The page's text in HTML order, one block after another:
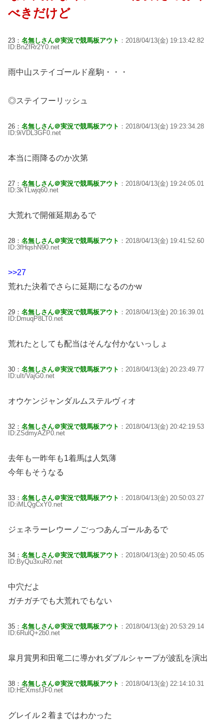
べきだけど
23： 名無しさん＠実況で競馬板アウト ：2018/04/13(金) 19:13:42.82
ID:BnZfRr2Y0.net
雨中山ステイゴールド産駒・・・
◎ステイフーリッシュ
26： 名無しさん＠実況で競馬板アウト ：2018/04/13(金) 19:23:34.28
ID:9iVDL3GF0.net
本当に雨降るのか次第
27： 名無しさん＠実況で競馬板アウト ：2018/04/13(金) 19:24:05.01
ID:3kTLwjq60.net
大荒れで開催延期あるで
28： 名無しさん＠実況で競馬板アウト ：2018/04/13(金) 19:41:52.60
ID:3fHqshN90.net
>>27
荒れた決着でさらに延期になるのかw
29： 名無しさん＠実況で競馬板アウト ：2018/04/13(金) 20:16:39.01
ID:DmuqP8LT0.net
荒れたとしても配当はそんな付かないっしょ
30： 名無しさん＠実況で競馬板アウト ：2018/04/13(金) 20:23:49.77
ID:uIt/VajG0.net
オウケンジャンダルムステルヴィオ
32： 名無しさん＠実況で競馬板アウト ：2018/04/13(金) 20:42:19.53
ID:ZSdmyAZP0.net
去年も一昨年も1着馬は人気薄
今年もそうなる
33： 名無しさん＠実況で競馬板アウト ：2018/04/13(金) 20:50:03.27
ID:iMLQgCxY0.net
ジェネラーレウーノごっつあんゴールあるで
34： 名無しさん＠実況で競馬板アウト ：2018/04/13(金) 20:50:45.05
ID:ByQu3xuR0.net
中穴だよ
ガチガチでも大荒れでもない
35： 名無しさん＠実況で競馬板アウト ：2018/04/13(金) 20:53:29.14
ID:6RulQ+2b0.net
皐月賞男和田竜二に導かれダブルシャープが波乱を演出
38： 名無しさん＠実況で競馬板アウト ：2018/04/13(金) 22:14:10.31
ID:HEXmsfJF0.net
グレイル２着まではわかった